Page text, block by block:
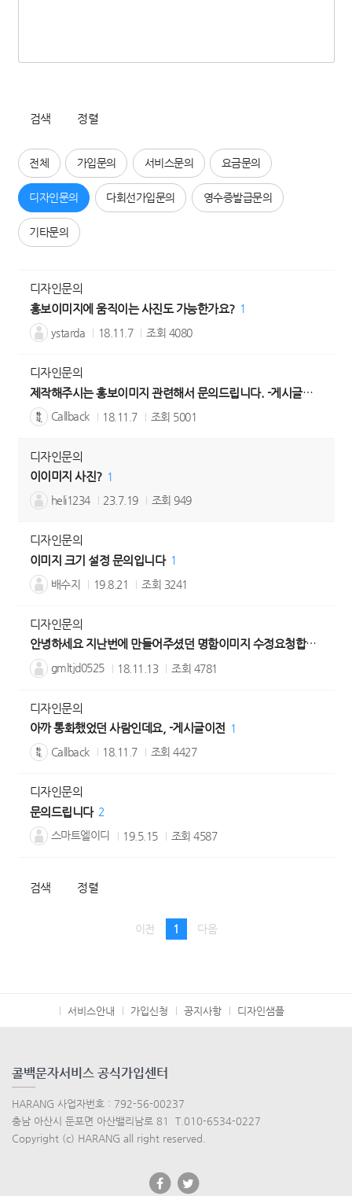
검색 정렬
전체 가입문의 서비스문의 요금문의
디자인문의 다회선가입문의 영수증발급문의
기타문의
디자인문의
홍보이미지에 움직이는 사진도 가능한가요? 1
ystarda 18.11.7 조회 4080
디자인문의
제작해주시는 홍보이미지 관련해서 문의드립니다. -게시글이전
Callback 18.11.7 조회 5001
디자인문의
이이미지 사진? 1
heli1234 23.7.19 조회 949
디자인문의
이미지 크기 설정 문의입니다 1
배수지 19.8.21 조회 3241
디자인문의
안녕하세요 지난번에 만들어주셨던 명함이미지 수정요청합니다.
gmltjd0525 18.11.13 조회 4781
디자인문의
아까 통화했었던 사람인데요, -게시글이전
1
Callback 18.11.7 조회4427
디자인문의
문의드립니다 2
스마트엘이디 19.5.15 조회4587
검색 정렬
이전 1 다음
서비스안내 가입신청 공지사항 디자인샘플
콜백문자서비스 공식가입센터
HARANG 사업자번호 : 792-56-00237
충남 아산시 둔포면 아산밸리남로 81 T.010-6534-0227
Copyright (c) HARANG all right reserved.